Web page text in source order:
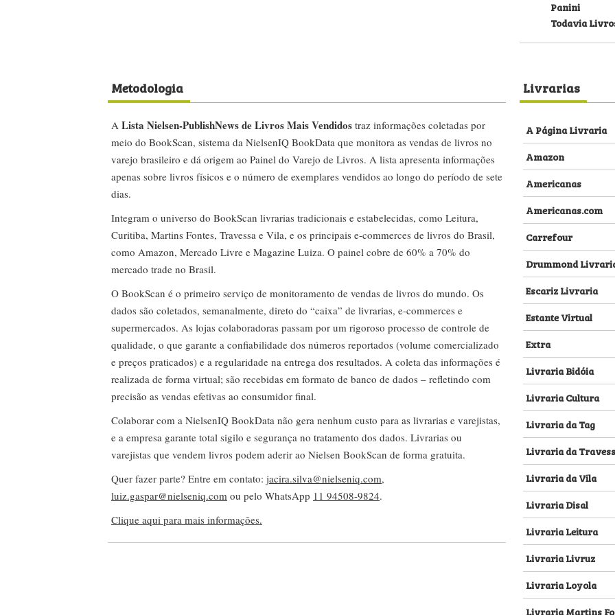
Panini
Todavia
Metodologia
A Lista Nielsen-PublishNews de Livros Mais Vendidos traz informações coletadas por
meio do BookScan, sistema da NielsenIQ BookData que monitora as vendas de livros no
varejo brasileiro e dá origem ao Painel do Varejo de Livros. A lista apresenta informações
apenas sobre livros físicos e o número de exemplares vendidos ao longo do período de sete
dias.
Integram o universo do BookScan livrarias tradicionais e estabelecidas, como Leitura,
Curitiba, Martins Fontes, Travessa e Vila, e os principais e-commerces de livros do Brasil,
como Amazon, Mercado Livre e Magazine Luiza. O painel cobre de 60% a 70% do
mercado trade no Brasil.
O BookScan é o primeiro serviço de monitoramento de vendas de livros do mundo. Os
dados são coletados, semanalmente, direto do “caixa” de livrarias, e-commerces e
supermercados. As lojas colaboradoras passam por um rigoroso processo de controle de
qualidade, o que garante a confiabilidade dos números reportados (volume comercializado
e preços praticados) e a regularidade na entrega dos resultados. A coleta das informações é
realizada de forma virtual; são recebidas em formato de banco de dados – refletindo com
precisão as vendas efetivas ao consumidor final.
Colaborar com a NielsenIQ BookData não gera nenhum custo para as livrarias e varejistas,
e a empresa garante total sigilo e segurança no tratamento dos dados. Livrarias ou
varejistas que vendem livros podem aderir ao Nielsen BookScan de forma gratuita.
Quer fazer parte? Entre em contato: jacira.silva@nielseniq.com,
luiz.gaspar@nielseniq.com ou pelo WhatsApp 11 94508-9824.
Clique aqui para mais informações.
Livrarias
A Página Livraria
Amazon
Americanas
Americanas.com
Carrefour
Drummond
Escariz Livraria
Estante Virtual
Extra
Livraria Bidóia
Livraria Cultura
Livraria da Tag
Livraria da
Livraria da Vila
Livraria Disal
Livraria Leitura
Livraria Livruz
Livraria Loyola
Livraria Martins